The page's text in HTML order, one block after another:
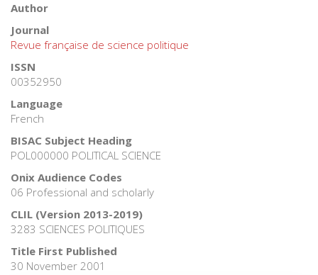
Author
Journal
Revue française de science politique
ISSN
00352950
Language
French
BISAC Subject Heading
POL000000 POLITICAL SCIENCE
Onix Audience Codes
06 Professional and scholarly
CLIL (Version 2013-2019)
3283 SCIENCES POLITIQUES
Title First Published
30 November 2001